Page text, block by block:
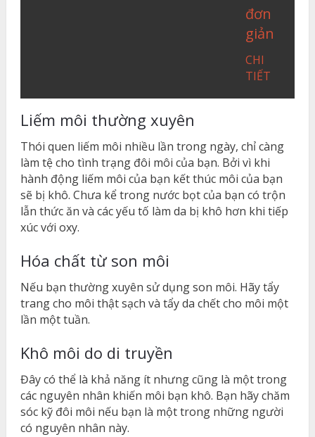
đơn
giản
CHI
TIẾT
Liếm môi thường xuyên
Thói quen liếm môi nhiều lần trong ngày, chỉ càng
làm tệ cho tình trạng đôi môi của bạn. Bởi vì khi
hành động liếm môi của bạn kết thúc môi của bạn
sẽ bị khô. Chưa kể trong nước bọt của bạn có trộn
lẫn thức ăn và các yếu tố làm da bị khô hơn khi tiếp
xúc với oxy.
Hóa chất từ son môi
Nếu bạn thường xuyên sử dụng son môi. Hãy tẩy
trang cho môi thật sạch và tẩy da chết cho môi một
lần một tuần.
Khô môi do di truyền
Đây có thể là khả năng ít nhưng cũng là một trong
các nguyên nhân khiến môi bạn khô. Bạn hãy chăm
sóc kỹ đôi môi nếu bạn là một trong những người
có nguyên nhân này.